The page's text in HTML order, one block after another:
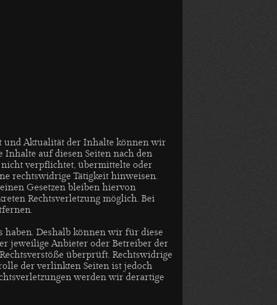
und Aktualität der Inhalte können wir
auf diesen Seiten nach den
verpflichtet, übermittelte oder
rechtswidrige Tätigkeit hinweisen.
Gesetzen bleiben hiervon
Rechtsverletzung möglich. Bei
Deshalb können wir für diese
jeweilige Anbieter oder Betreiber der
überprüft. Rechtswidrige
der verlinkten Seiten ist jedoch
werden wir derartige